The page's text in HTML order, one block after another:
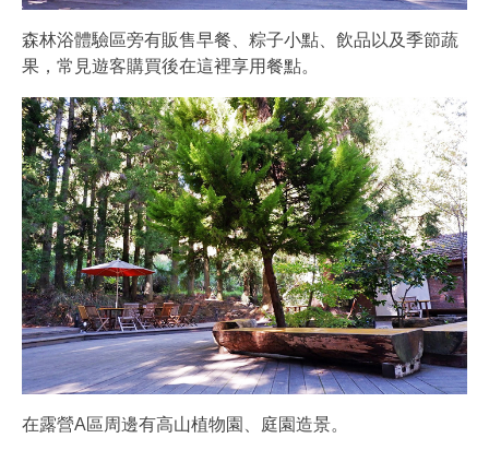
森林浴體驗區旁有販售早餐、粽子小點、飲品以及季節蔬
果，常見遊客購買後在這裡享用餐點。
在露營A區周邊有高山植物園、庭園造景。